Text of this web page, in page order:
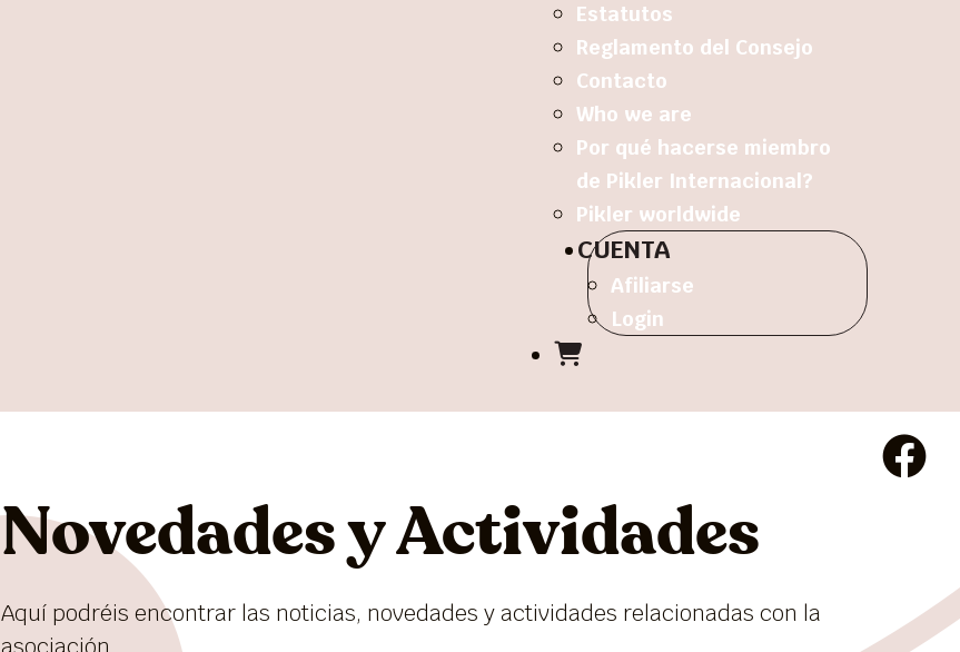
Estatutos
Reglamento del Consejo
Contacto
Who we are
Por qué hacerse miembro
de Pikler Internacional?
Pikler worldwide
CUENTA
Afiliarse
Login
Novedades y Actividades
Aquí podréis encontrar las noticias, novedades y actividades relacionadas con la